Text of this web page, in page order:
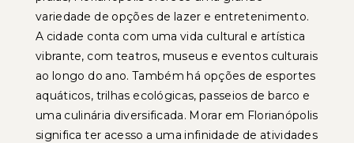
variedade de opções de lazer e entretenimento.
A cidade conta com uma vida cultural e artística
vibrante, com teatros, museus e eventos culturais
ao longo do ano. Também há opções de esportes
aquáticos, trilhas ecológicas, passeios de barco e
uma culinária diversificada. Morar em Florianópolis
significa ter acesso a uma infinidade de atividades